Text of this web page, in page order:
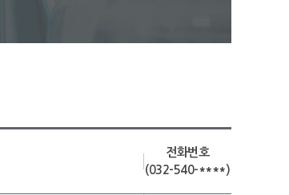
전화번호
(032-540-****)